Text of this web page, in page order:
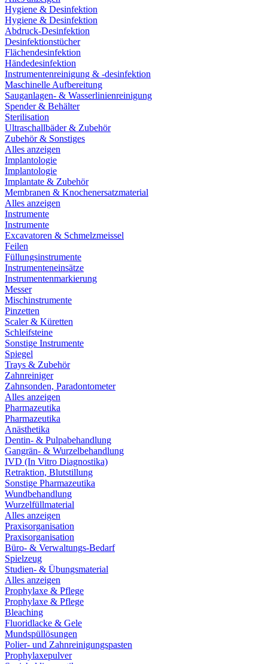
Hygiene & Desinfektion
Hygiene & Desinfektion
Abdruck-Desinfektion
Desinfektionstücher
Flächendesinfektion
Händedesinfektion
Instrumentenreinigung & -desinfektion
Maschinelle Aufbereitung
Sauganlagen- & Wasserlinienreinigung
Spender & Behälter
Sterilisation
Ultraschallbäder & Zubehör
Zubehör & Sonstiges
Alles anzeigen
Implantologie
Implantologie
Implantate & Zubehör
Membranen & Knochenersatzmaterial
Alles anzeigen
Instrumente
Instrumente
Excavatoren & Schmelzmeissel
Feilen
Füllungsinstrumente
Instrumenteneinsätze
Instrumentenmarkierung
Messer
Mischinstrumente
Pinzetten
Scaler & Küretten
Schleifsteine
Sonstige Instrumente
Spiegel
Trays & Zubehör
Zahnreiniger
Zahnsonden, Paradontometer
Alles anzeigen
Pharmazeutika
Pharmazeutika
Anästhetika
Dentin- & Pulpabehandlung
Gangrän- & Wurzelbehandlung
IVD (In Vitro Diagnostika)
Retraktion, Blutstillung
Sonstige Pharmazeutika
Wundbehandlung
Wurzelfüllmaterial
Alles anzeigen
Praxisorganisation
Praxisorganisation
Büro- & Verwaltungs-Bedarf
Spielzeug
Studien- & Übungsmaterial
Alles anzeigen
Prophylaxe & Pflege
Prophylaxe & Pflege
Bleaching
Fluoridlacke & Gele
Mundspüllösungen
Polier- und Zahnreinigungspasten
Prophylaxepulver